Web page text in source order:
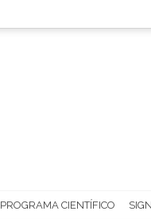
PROGRAMA CIENTÍFICO